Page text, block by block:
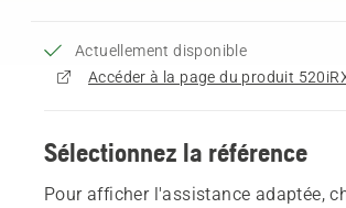
Actuellement disponible
Accéder à la page du produit
Sélectionnez la référence
Pour afficher l'assistance adaptée,